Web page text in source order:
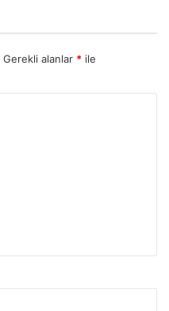
Gerekli alanlar * ile